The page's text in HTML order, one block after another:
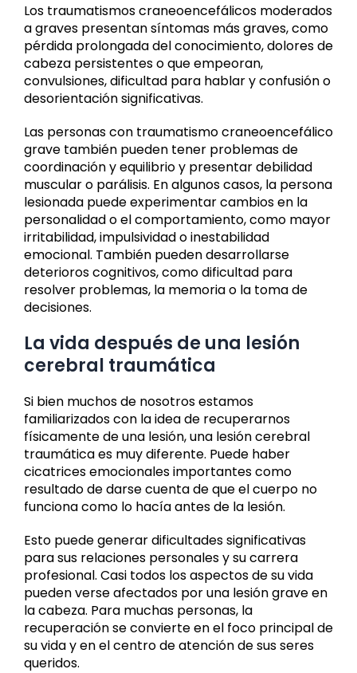
Los traumatismos craneoencefálicos moderados
a graves presentan síntomas más graves, como
pérdida prolongada del conocimiento, dolores de
cabeza persistentes o que empeoran,
convulsiones, dificultad para hablar y confusión o
desorientación significativas.
Las personas con traumatismo craneoencefálico
grave también pueden tener problemas de
coordinación y equilibrio y presentar debilidad
muscular o parálisis. En algunos casos, la persona
lesionada puede experimentar cambios en la
personalidad o el comportamiento, como mayor
irritabilidad, impulsividad o inestabilidad
emocional. También pueden desarrollarse
deterioros cognitivos, como dificultad para
resolver problemas, la memoria o la toma de
decisiones.
La vida después de una lesión
cerebral traumática
Si bien muchos de nosotros estamos
familiarizados con la idea de recuperarnos
físicamente de una lesión, una lesión cerebral
traumática es muy diferente. Puede haber
cicatrices emocionales importantes como
resultado de darse cuenta de que el cuerpo no
funciona como lo hacía antes de la lesión.
Esto puede generar dificultades significativas
para sus relaciones personales y su carrera
profesional. Casi todos los aspectos de su vida
pueden verse afectados por una lesión grave en
la cabeza. Para muchas personas, la
recuperación se convierte en el foco principal de
su vida y en el centro de atención de sus seres
queridos.